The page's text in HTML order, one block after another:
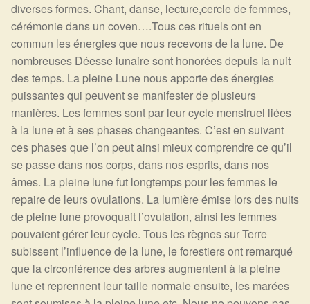
Harmonisation de l’être
Harmonisation des lieux
Soin beauté
Sels de bain
Encens
Déco
Cadeaux de naissance
Ésotérisme : les pratiques spirituelles du monde invisible
diverses formes. Chant, danse, lecture,cercle de femmes,
cérémonie dans un coven….Tous ces rituels ont en
commun les énergies que nous recevons de la lune. De
nombreuses Déesse lunaire sont honorées depuis la nuit
des temps. La pleine Lune nous apporte des énergies
puissantes qui peuvent se manifester de plusieurs
manières. Les femmes sont par leur cycle menstruel liées
à la lune et à ses phases changeantes. C’est en suivant
ces phases que l’on peut ainsi mieux comprendre ce qu’il
se passe dans nos corps, dans nos esprits, dans nos
âmes. La pleine lune fut longtemps pour les femmes le
repaire de leurs ovulations. La lumière émise lors des nuits
de pleine lune provoquait l’ovulation, ainsi les femmes
pouvaient gérer leur cycle. Tous les règnes sur Terre
subissent l’influence de la lune, le forestiers ont remarqué
que la circonférence des arbres augmentent à la pleine
lune et reprennent leur taille normale ensuite, les marées